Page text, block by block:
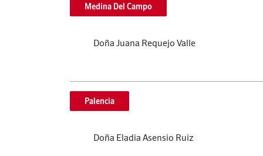
Medina Del Campo
Doña Juana Requejo Valle
Palencia
Doña Eladia Asensio Ruiz